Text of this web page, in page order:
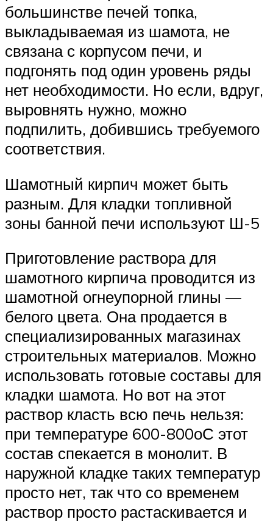
большинстве печей топка,
выкладываемая из шамота, не
связана с корпусом печи, и
подгонять под один уровень ряды
нет необходимости. Но если, вдруг,
выровнять нужно, можно
подпилить, добившись требуемого
соответствия.
Шамотный кирпич может быть
разным. Для кладки топливной
зоны банной печи используют Ш-5
Приготовление раствора для
шамотного кирпича проводится из
шамотной огнеупорной глины —
белого цвета. Она продается в
специализированных магазинах
строительных материалов. Можно
использовать готовые составы для
кладки шамота. Но вот на этот
раствор класть всю печь нельзя:
при температуре 600-800оС этот
состав спекается в монолит. В
наружной кладке таких температур
просто нет, так что со временем
раствор просто растаскивается и